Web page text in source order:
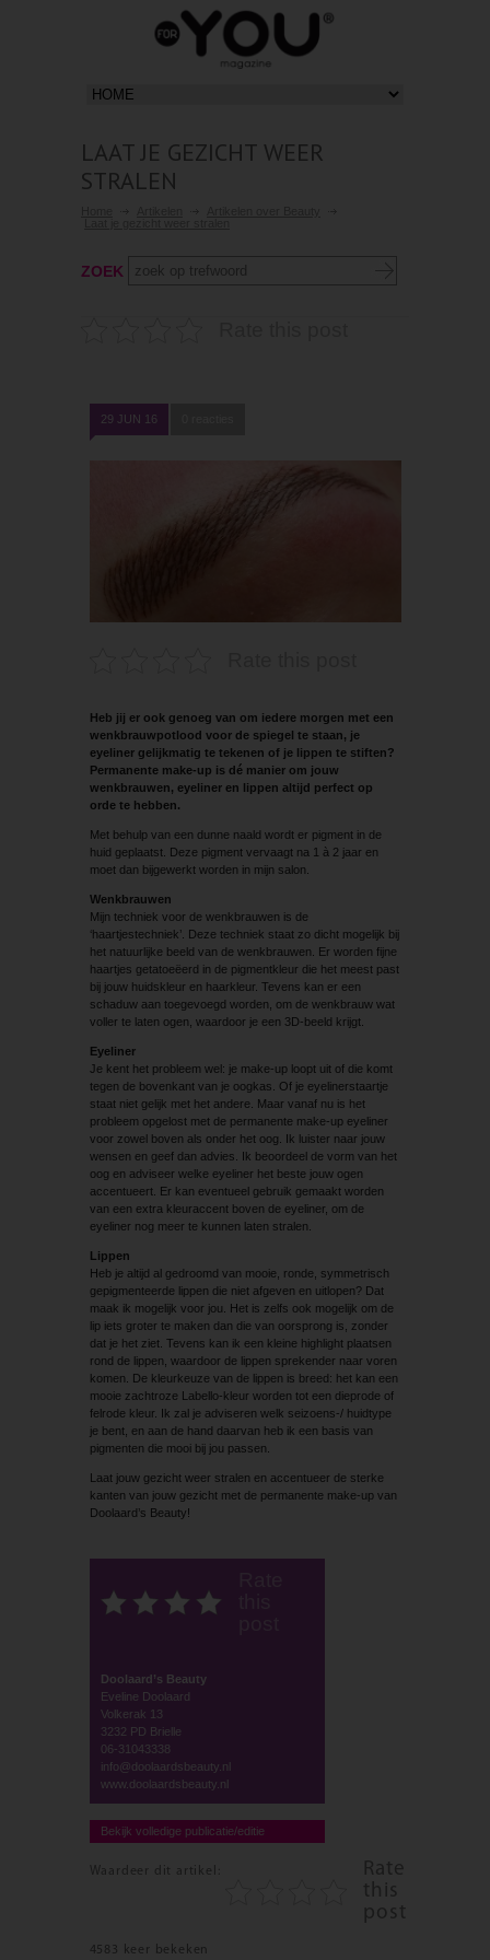
LAAT JE GEZICHT WEER
STRALEN
ZOEK
29 JUN 16
Heb jij er ook genoeg van om iedere morgen met een
wenkbrauwpotlood voor de spiegel te staan, je
eyeliner gelijkmatig te tekenen of je lippen te stiften?
Permanente make-up is dé manier om jouw
wenkbrauwen, eyeliner en lippen altijd perfect op
orde te hebben.
Met behulp van een dunne naald wordt er pigment in de
huid geplaatst. Deze pigment vervaagt na 1 à 2 jaar en
moet dan bijgewerkt worden in mijn salon.
Wenkbrauwen
Mijn techniek voor de wenkbrauwen is de
‘haartjestechniek’. Deze techniek staat zo dicht mogelijk bij
het natuurlijke beeld van de wenkbrauwen. Er worden fijne
haartjes getatoeëerd in de pigmentkleur die het meest past
bij jouw huidskleur en haarkleur. Tevens kan er een
schaduw aan toegevoegd worden, om de wenkbrauw wat
voller te laten ogen, waardoor je een 3D-beeld krijgt.
Eyeliner
Je kent het probleem wel: je make-up loopt uit of die komt
tegen de bovenkant van je oogkas. Of je eyelinerstaartje
staat niet gelijk met het andere. Maar vanaf nu is het
probleem opgelost met de permanente make-up eyeliner
voor zowel boven als onder het oog. Ik luister naar jouw
wensen en geef dan advies. Ik beoordeel de vorm van het
oog en adviseer welke eyeliner het beste jouw ogen
accentueert. Er kan eventueel gebruik gemaakt worden
van een extra kleuraccent boven de eyeliner, om de
eyeliner nog meer te kunnen laten stralen.
Lippen
Heb je altijd al gedroomd van mooie, ronde, symmetrisch
gepigmenteerde lippen die niet afgeven en uitlopen? Dat
maak ik mogelijk voor jou. Het is zelfs ook mogelijk om de
lip iets groter te maken dan die van oorsprong is, zonder
dat je het ziet. Tevens kan ik een kleine highlight plaatsen
rond de lippen, waardoor de lippen sprekender naar voren
komen. De kleurkeuze van de lippen is breed: het kan een
mooie zachtroze Labello-kleur worden tot een dieprode of
felrode kleur. Ik zal je adviseren welk seizoens-/ huidtype
je bent, en aan de hand daarvan heb ik een basis van
pigmenten die mooi bij jou passen.
Laat jouw gezicht weer stralen en accentueer de sterke
kanten van jouw gezicht met de permanente make-up van
Doolaard’s Beauty!
Doolaard’s Beauty
Eveline Doolaard
Volkerak 13
3232 PD Brielle
06-31043338
info@doolaardsbeauty.nl
www.doolaardsbeauty.nl
Bekijk volledige publicatie/editie
Waardeer dit artikel:
Rate
this
post
4583 keer bekeken